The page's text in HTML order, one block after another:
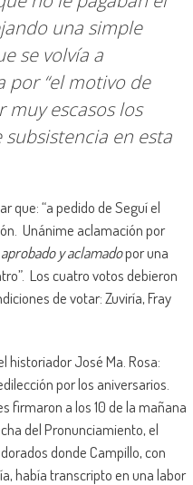
una simple
se volvía a
por “el motivo de
muy escasos los
subsistencia en esta
que: “a pedido de Seguí el
Unánime aclamación por
y aclamadopor una
Los cuatro votos debieron
de votar: Zuviría, Fray
historiador José Ma. Rosa:
por los aniversarios.
firmaron a los 10 de la mañana
del Pronunciamiento, el
donde Campillo, con
había transcripto en una labor